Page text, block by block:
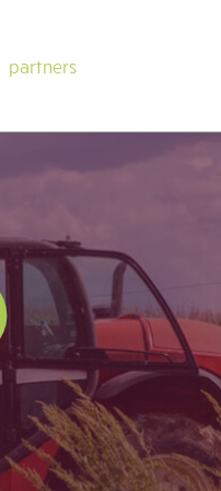
partners